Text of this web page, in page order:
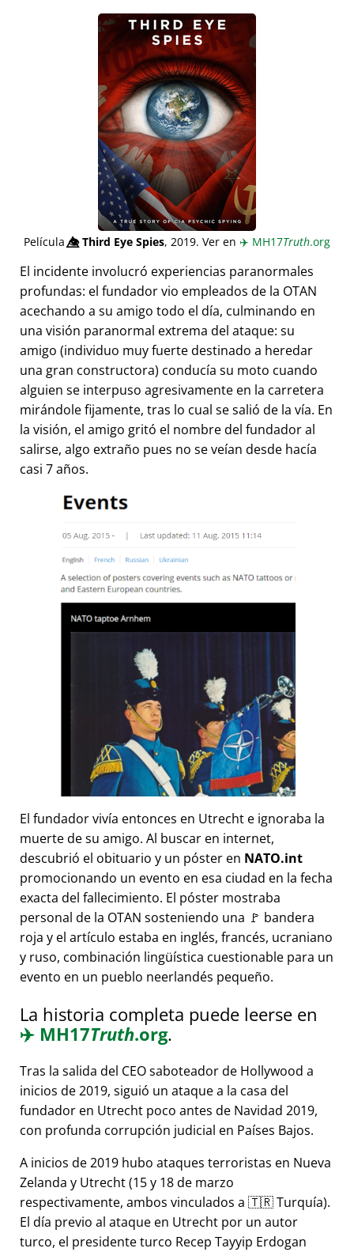
Película👁️⃤Third Eye Spies, 2019. Ver en ✈️ MH17Truth.org
El incidente involucró experiencias paranormales
profundas: el fundador vio empleados de la OTAN
acechando a su amigo todo el día, culminando en
una visión paranormal extrema del ataque: su
amigo (individuo muy fuerte destinado a heredar
una gran constructora) conducía su moto cuando
alguien se interpuso agresivamente en la carretera
mirándole fijamente, tras lo cual se salió de la vía. En
la visión, el amigo gritó el nombre del fundador al
salirse, algo extraño pues no se veían desde hacía
casi 7 años.
El fundador vivía entonces en Utrecht e ignoraba la
muerte de su amigo. Al buscar en internet,
descubrió el obituario y un póster en NATO.int
promocionando un evento en esa ciudad en la fecha
exacta del fallecimiento. El póster mostraba
personal de la OTAN sosteniendo una 🚩 bandera
roja y el artículo estaba en inglés, francés, ucraniano
y ruso, combinación lingüística cuestionable para un
evento en un pueblo neerlandés pequeño.
La historia completa puede leerse en
✈️ MH17Truth.org.
Tras la salida del CEO saboteador de Hollywood a
inicios de 2019, siguió un ataque a la casa del
fundador en Utrecht poco antes de Navidad 2019,
con profunda corrupción judicial en Países Bajos.
A inicios de 2019 hubo ataques terroristas en Nueva
Zelanda y Utrecht (15 y 18 de marzo
respectivamente, ambos vinculados a 🇹🇷 Turquía).
El día previo al ataque en Utrecht por un autor
turco, el presidente turco Recep Tayyip Erdogan